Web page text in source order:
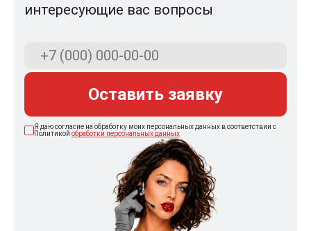
интересующие вас вопросы
Оставить заявку
Я даю согласие на обработку моих персональных данных в соответствии с
Политикой обработки персональных данных